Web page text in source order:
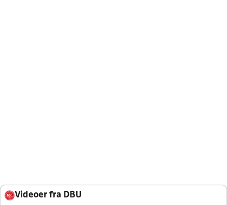
Videoer fra DBU